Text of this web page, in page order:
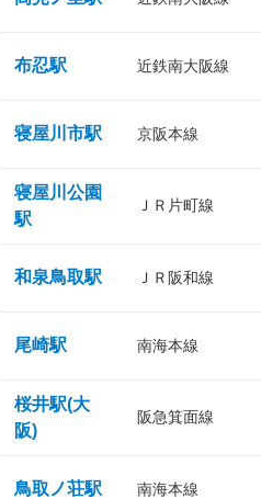
布忍駅 近鉄南大阪線
寝屋川市駅 京阪本線
寝屋川公園
駅
ＪＲ片町線
和泉鳥取駅 ＪＲ阪和線
尾崎駅 南海本線
桜井駅(大
阪)
阪急箕面線
鳥取ノ荘駅 南海本線